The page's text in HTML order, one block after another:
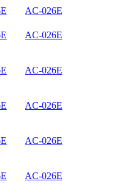
AC-026E
AC-026E
AC-026E
AC-026E
AC-026E
AC-026E